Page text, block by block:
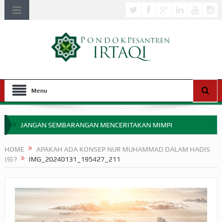
Menu
JANGAN SEMBARANGAN MENCERITAKAN MIMPI
MIMPI YANG DIABAIKAN MENJELANG PERANG BADAR
SEBELUM TIBA SAAT WAJIB?
HAKIKAT NIKMAT DI DUNIA!
HOME
APAKAH ADA KONSEP NUR MUHAMMAD DALAM HADIS
(9)?
IMG_20240131_195427_211